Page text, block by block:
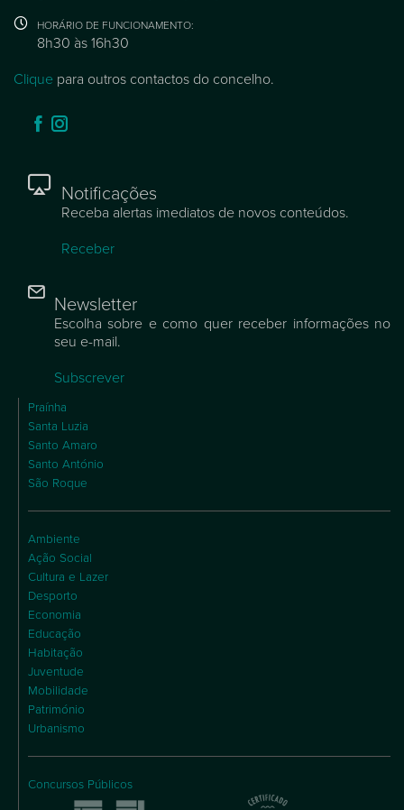
HORÁRIO DE FUNCIONAMENTO:
8h30 às 16h30
Clique para outros contactos do concelho.
Notificações
Receba alertas imediatos de novos conteúdos.
Receber
Newsletter
Escolha sobre e como quer receber informações no
seu e-mail.
Subscrever
Praínha
Santa Luzia
Santo Amaro
Santo António
São Roque
Ambiente
Ação Social
Cultura e Lazer
Desporto
Economia
Educação
Habitação
Juventude
Mobilidade
Património
Urbanismo
Concursos Públicos